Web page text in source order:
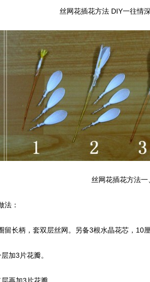
丝网花插花方法 DIY一往情
丝网花插花方法一
：
长柄，套双层丝网。另备3根水晶花芯，10厘
3片花瓣。